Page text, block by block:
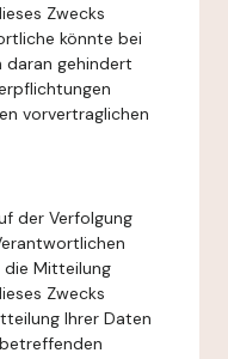
Zwecks
könnte bei
gehindert
vorvertraglichen
der Verfolgung
Mitteilung
Zwecks
Ihrer Daten